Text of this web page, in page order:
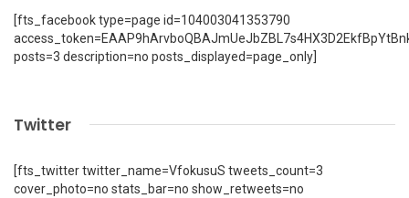
[fts_facebook type=page id=104003041353790
posts=3 description=no posts_displayed=page_only]
Twitter
[fts_twitter twitter_name=VfokusuS tweets_count=3
cover_photo=no stats_bar=no show_retweets=no